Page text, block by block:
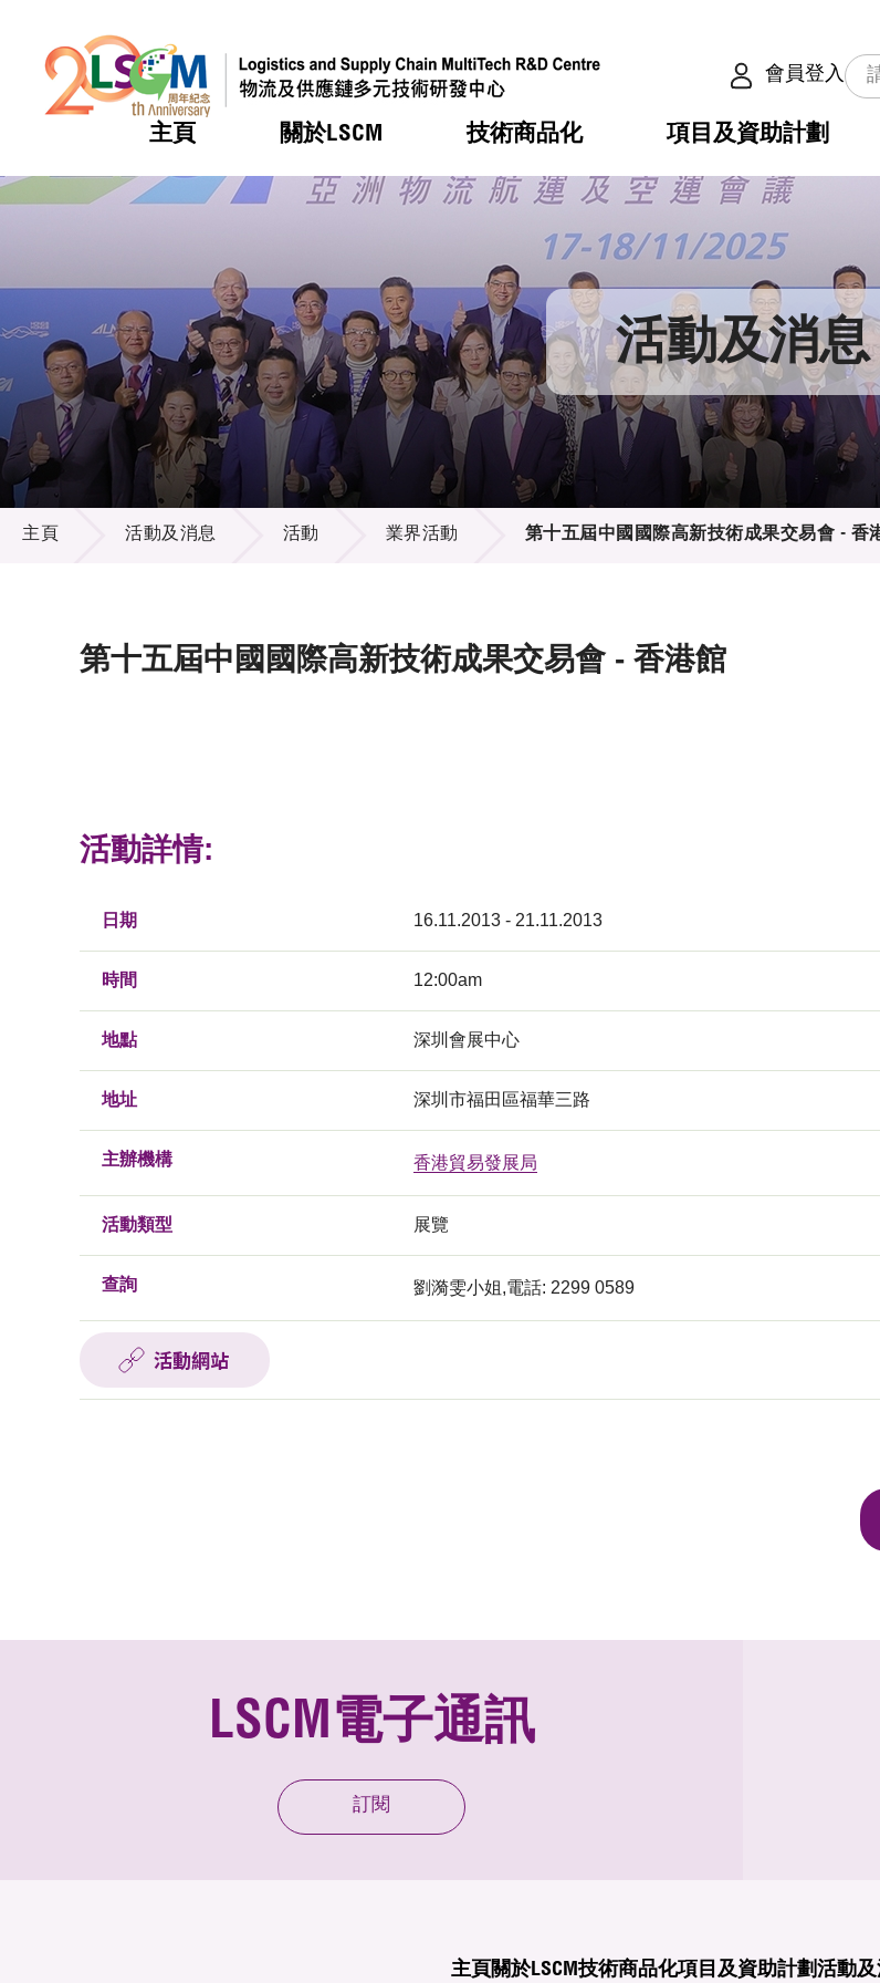
會員登入
主頁 關於LSCM
熱門 機構簡介
組織架構
組織架構
董事局
研究顧問
招標通告
供應商登記
技術商品化
熱門 服務
可獲授權之技術
應用於公共服務之創新技術
重點項目
項目及資助計劃
熱門 合作計劃
資助計劃
資助計劃
稅務優惠
申請
評審
徵求研發項目計劃書
項目資料庫
熱門 活動
獎項
新聞中心
媒體報導
新聞稿
資訊中心
多媒體
出版刊物
熱門 會籍及服務
會員列表
會員登入 活動及消息
活動及消息
主頁 活動及消息 活動 業界活動 第十五屆中國國際高新技術成果交易會 - 香
第十五屆中國國際高新技術成果交易會 - 香港館
活動詳情:
日期 16.11.2013 - 21.11.2013
時間 12:00am
地點 深圳會展中心
地址 深圳市福田區福華三路
主辦機構 香港貿易發展局
活動類型 展覽
查詢 劉漪雯小姐,電話: 2299 0589
活動網站
LSCM電子通訊
訂閱
主頁關於LSCM技術商品化項目及資助計劃活動